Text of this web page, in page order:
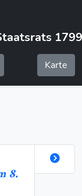
Karte
8.